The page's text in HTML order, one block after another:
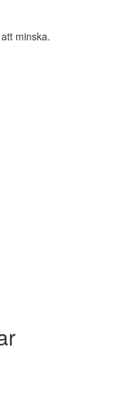
minska.